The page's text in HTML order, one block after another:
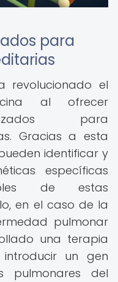
para
revolucionado el
al ofrecer
para
Gracias a esta
identificar y
específicas
de estas
en el caso de la
pulmonar
una terapia
un gen
pulmonares del